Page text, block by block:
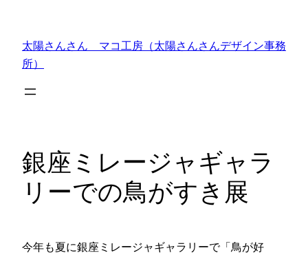
太陽さんさん マコ工房（太陽さんさんデザイン事務
所）
銀座ミレージャギャラ
リーでの鳥がすき展
今年も夏に銀座ミレージャギャラリーで「鳥が好